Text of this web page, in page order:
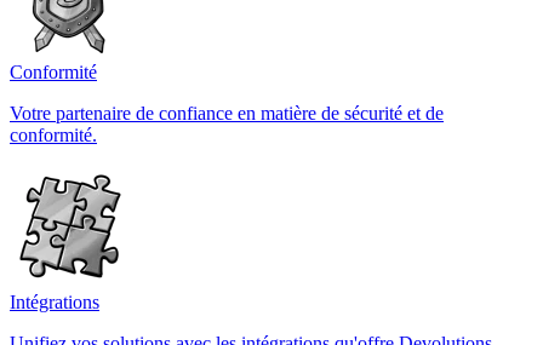
Conformité
Votre partenaire de confiance en matière de sécurité et de
conformité.
Intégrations